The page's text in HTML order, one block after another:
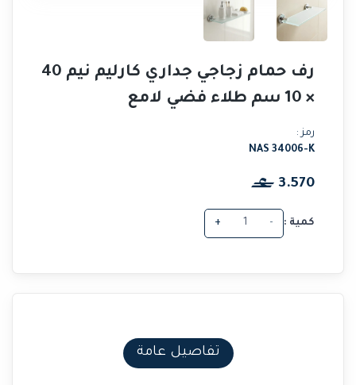
رف حمام زجاجي جداري كارليم نيم 40
× 10 سم طلاء فضي لامع
رمز :
NAS 34006-K
3.570
كمية : -
+
تفاصيل عامة